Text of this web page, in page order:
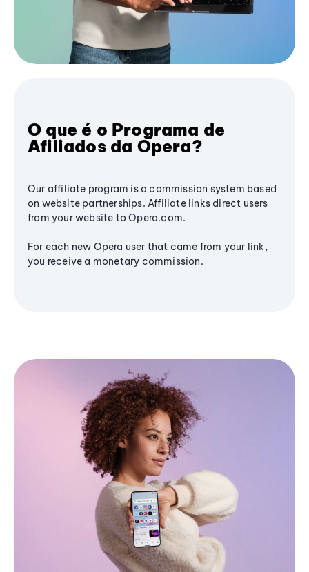
O que é o Programa de
Afiliados da Opera?
Our affiliate program is a commission system based
on website partnerships. Affiliate links direct users
from your website to Opera.com.
For each new Opera user that came from your link,
you receive a monetary commission.